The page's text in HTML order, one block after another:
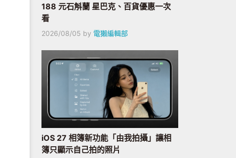
188 元石斛蘭 星巴克、百貨優惠一次
看
2026/08/05 by 電獺編輯部
iOS 27 相簿新功能「由我拍攝」讓相
簿只顯示自己拍的照片